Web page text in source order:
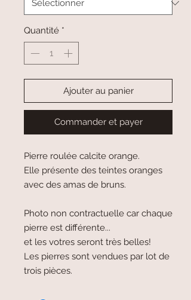
Quantité *
Ajouter au panier
Commander et payer
Pierre roulée calcite orange.
Elle présente des teintes oranges
avec des amas de bruns.
Photo non contractuelle car chaque
pierre est différente...
et les votres seront très belles!
Les pierres sont vendues par lot de
trois pièces.